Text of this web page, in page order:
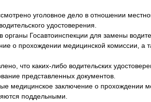
уголовное дело в отношении
удостоверения.
Госавтоинспекции для замены
о прохождении медицинской комиссии, а
что каких-либо водительских
представленных документов.
медицинское заключение о прохождении
поддельными.